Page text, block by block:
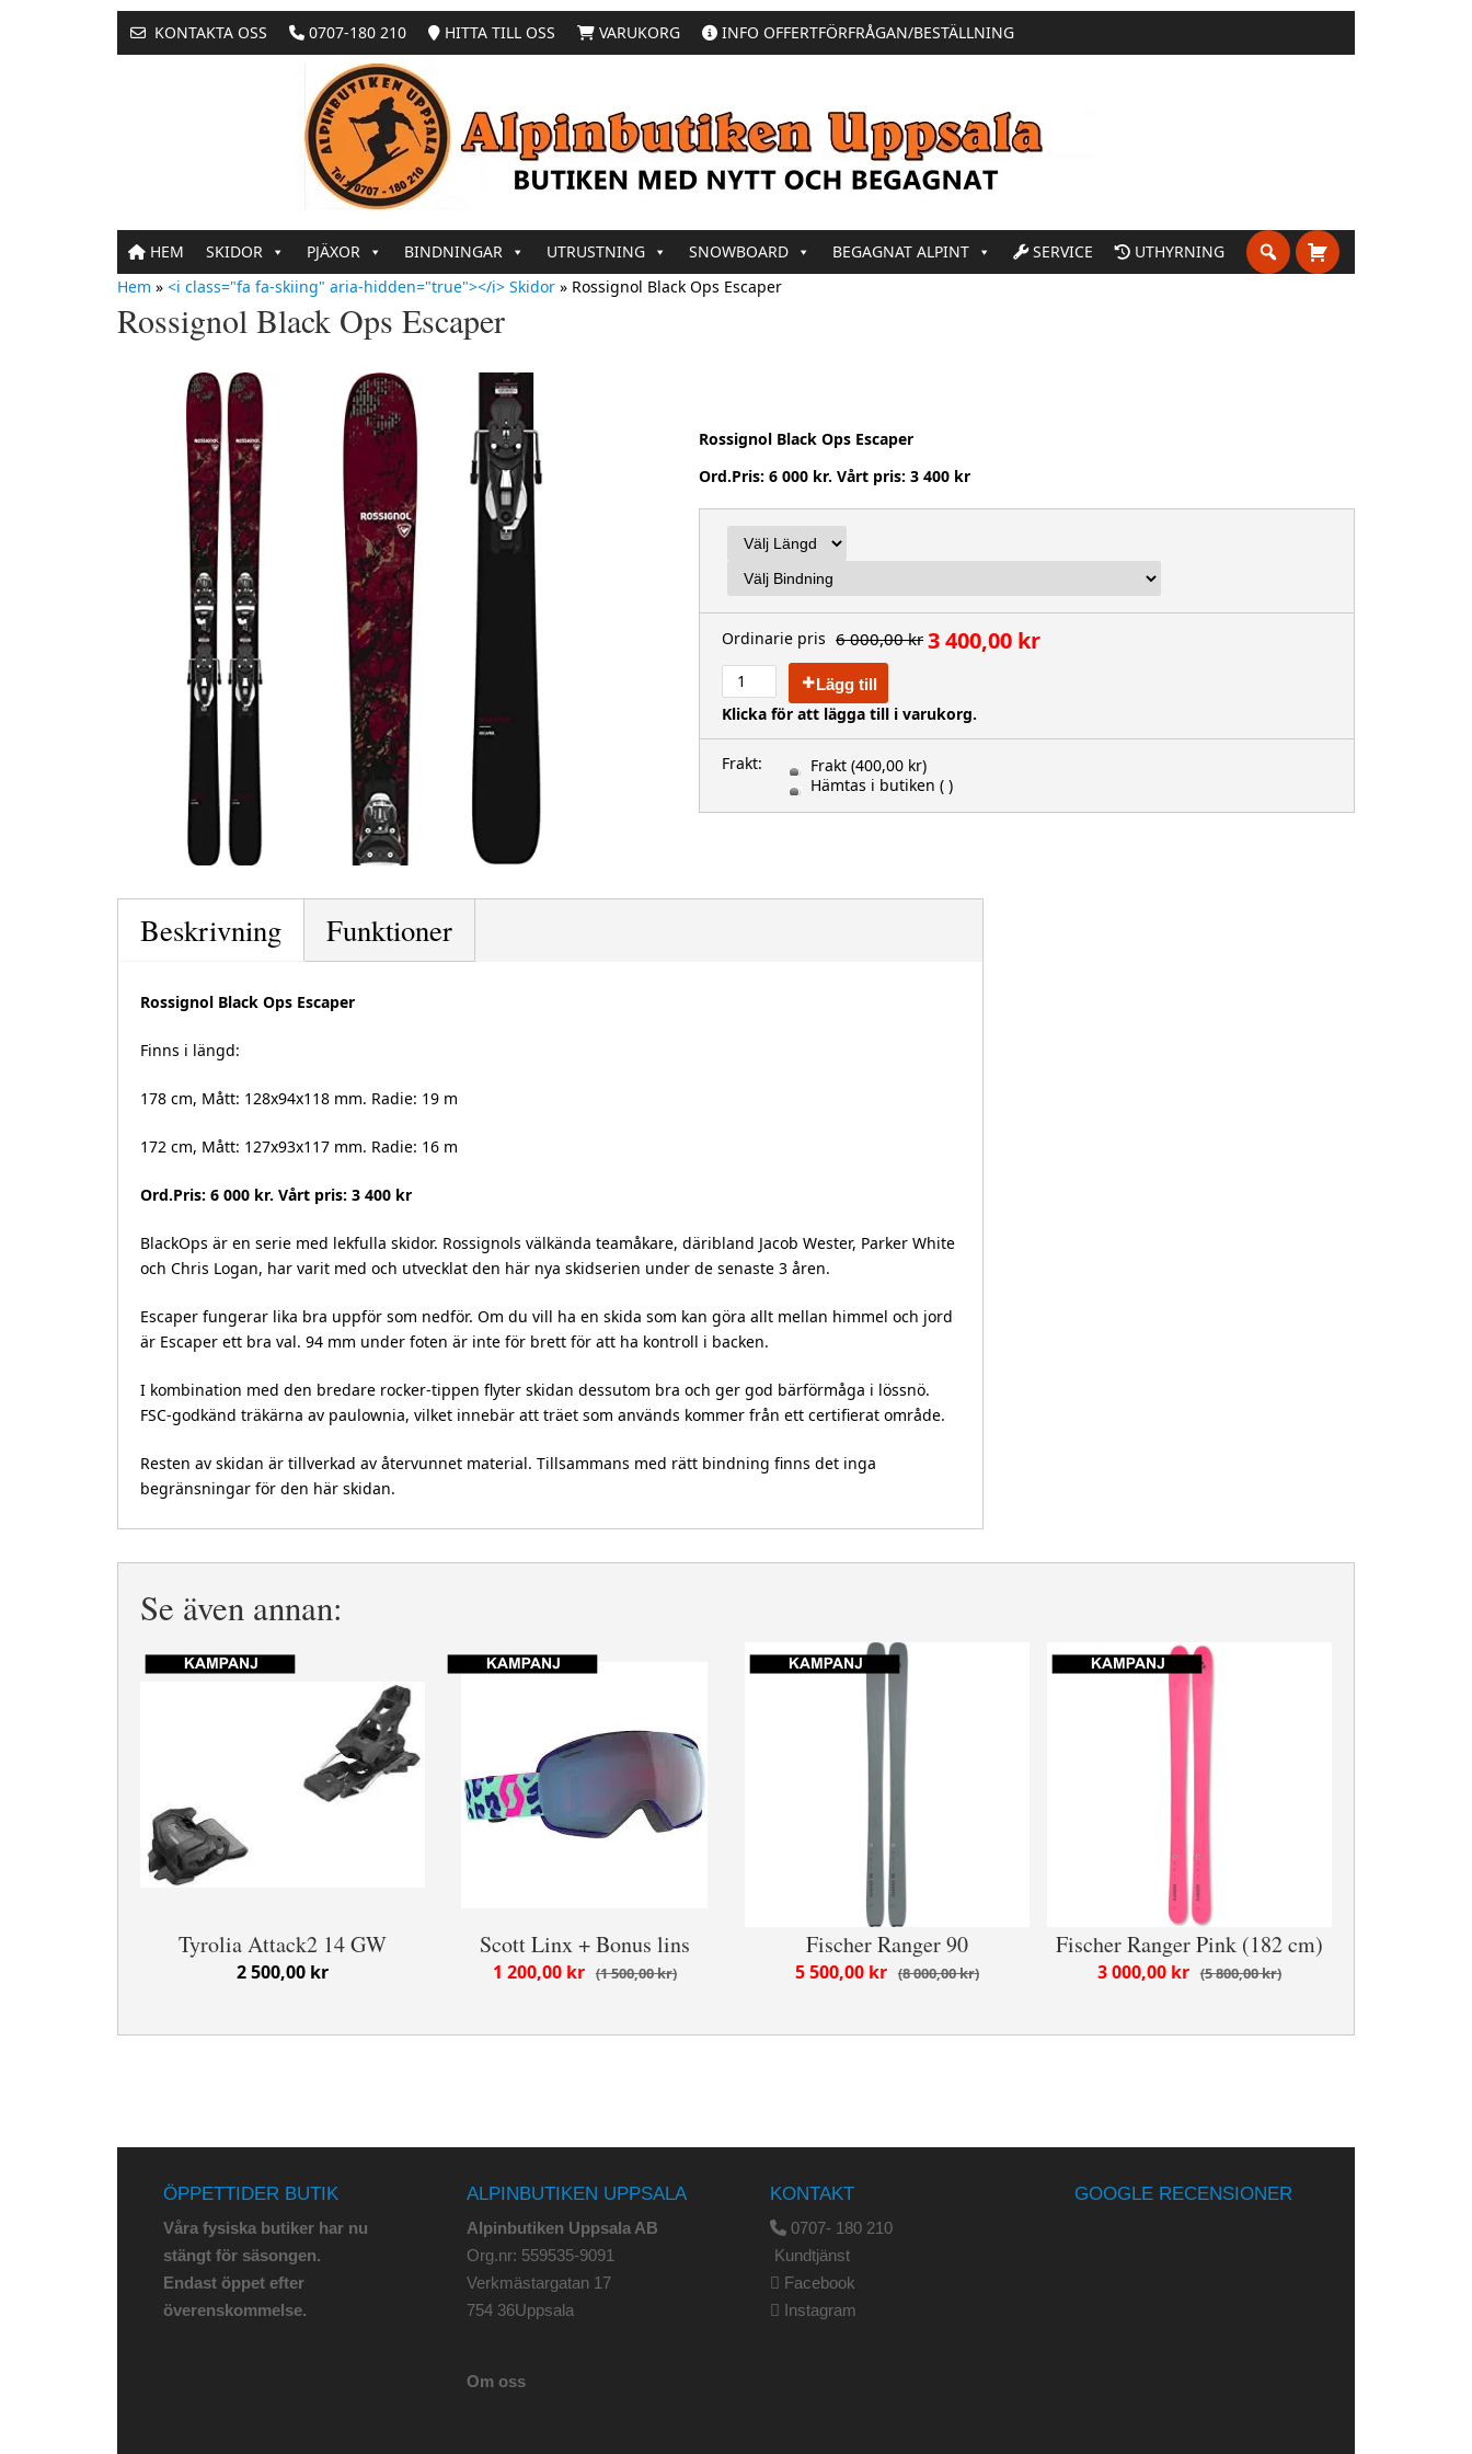
KONTAKTA OSS 0707-180 210 HITTA TILL OSS VARUKORG INFO OFFERTFÖRFRÅGAN/BESTÄLLNING
HEM SKIDOR PJÄXOR BINDNINGAR UTRUSTNING SNOWBOARD BEGAGNAT ALPINT SERVICE
UTHYRNING
Hem » <i class="fa fa-skiing" aria-hidden="true"></i> Skidor » Rossignol Black Ops Escaper
Rossignol Black Ops Escaper
Rossignol Black Ops Escaper
Ord.Pris: 6 000 kr. Vårt pris: 3 400 kr
Ordinarie pris 6 000,00 kr 3 400,00 kr
Lägg till
Klicka för att lägga till i varukorg.
Frakt: Frakt (400,00 kr)
Hämtas i butiken ( )
Beskrivning Funktioner
Rossignol Black Ops Escaper
Finns i längd:
178 cm, Mått: 128x94x118 mm. Radie: 19 m
172 cm, Mått: 127x93x117 mm. Radie: 16 m
Ord.Pris: 6 000 kr. Vårt pris: 3 400 kr
BlackOps är en serie med lekfulla skidor. Rossignols välkända teamåkare, däribland Jacob Wester, Parker White
och Chris Logan, har varit med och utvecklat den här nya skidserien under de senaste 3 åren.
Escaper fungerar lika bra uppför som nedför. Om du vill ha en skida som kan göra allt mellan himmel och jord
är Escaper ett bra val. 94 mm under foten är inte för brett för att ha kontroll i backen.
I kombination med den bredare rocker-tippen flyter skidan dessutom bra och ger god bärförmåga i lössnö.
FSC-godkänd träkärna av paulownia, vilket innebär att träet som används kommer från ett certifierat område.
Resten av skidan är tillverkad av återvunnet material. Tillsammans med rätt bindning finns det inga
begränsningar för den här skidan.
Se även annan:
Tyrolia Attack2 14 GW
2 500,00 kr
Scott Linx + Bonus lins
1 500,00 kr
1 200,00 kr
Fischer Ranger 90
8 000,00 kr
5 500,00 kr
Fischer Ranger Pink (182 cm)
5 800,00 kr
3 000,00 kr
ÖPPETTIDER BUTIK
Våra fysiska butiker har nu
stängt för säsongen.
Endast öppet efter
överenskommelse.
ALPINBUTIKEN UPPSALA
Alpinbutiken Uppsala AB
Org.nr: 559535-9091
Verkmästargatan 17
754 36Uppsala
Om oss
KONTAKT
0707- 180 210
Kundtjänst
Facebook
Instagram
GOOGLE RECENSIONER